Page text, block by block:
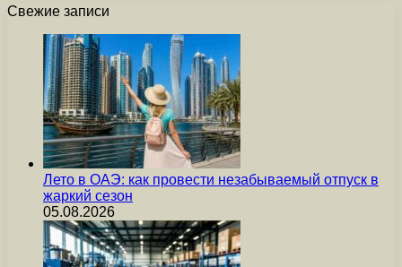
Свежие записи
Лето в ОАЭ: как провести незабываемый отпуск в
жаркий сезон
05.08.2026